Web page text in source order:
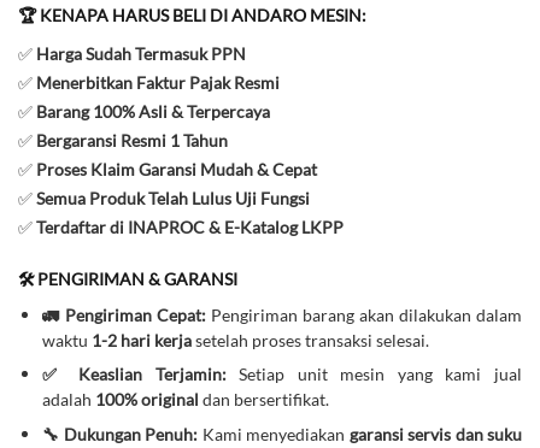
🏆 KENAPA HARUS BELI DI ANDARO MESIN:
✅ Harga Sudah Termasuk PPN
✅ Menerbitkan Faktur Pajak Resmi
✅ Barang 100% Asli & Terpercaya
✅ Bergaransi Resmi 1 Tahun
✅ Proses Klaim Garansi Mudah & Cepat
✅Semua Produk Telah Lulus Uji Fungsi
✅Terdaftar di INAPROC & E-Katalog LKPP
🛠️ PENGIRIMAN & GARANSI
🚛 Pengiriman Cepat:Pengiriman barang akan dilakukan dalam
waktu 1-2 hari kerjasetelah proses transaksi selesai.
✅ Keaslian Terjamin:Setiap unit mesin yang kami jual
adalah 100% original dan bersertifikat.
🔧 Dukungan Penuh: Kami menyediakan garansi servis dan suku